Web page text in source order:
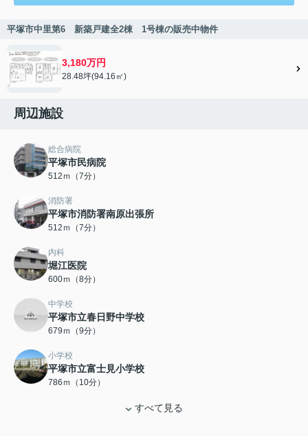
平塚市中里第6 新築戸建全2棟 1号棟の販売中物件
3,180万円
28.48坪(94.16㎡)
周辺施設
総合病院
平塚市民病院
512ｍ（7分）
消防署
平塚市消防署南原出張所
512ｍ（7分）
内科
堀江医院
600ｍ（8分）
中学校
平塚市立春日野中学校
679ｍ（9分）
小学校
平塚市立富士見小学校
786ｍ（10分）
すべて見る